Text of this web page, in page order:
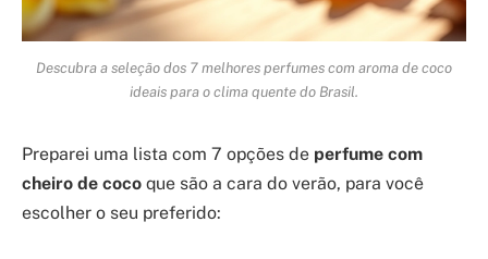
Descubra a seleção dos 7 melhores perfumes com aroma de coco
ideais para o clima quente do Brasil.
Preparei uma lista com 7 opções de perfume com
cheiro de coco que são a cara do verão, para você
escolher o seu preferido: